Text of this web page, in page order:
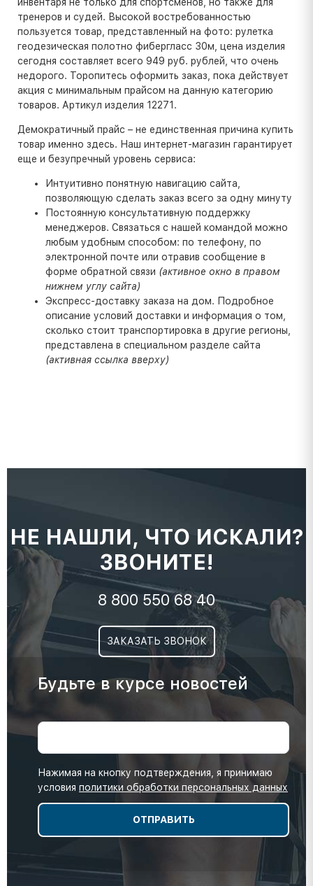
тренеров и судей. Высокой востребованностью
пользуется товар, представленный на фото: рулетка
геодезическая полотно фибергласс 30м, цена изделия
сегодня составляет всего 949 руб. рублей, что очень
недорого. Торопитесь оформить заказ, пока действует
акция с минимальным прайсом на данную категорию
товаров. Артикул изделия 12271.
Демократичный прайс – не единственная причина купить
товар именно здесь. Наш интернет-магазин гарантирует
еще и безупречный уровень сервиса:
Интуитивно понятную навигацию сайта,
позволяющую сделать заказ всего за одну минуту
Постоянную консультативную поддержку
менеджеров. Связаться с нашей командой можно
любым удобным способом: по телефону, по
электронной почте или отравив сообщение в
форме обратной связи (активное окно в правом
нижнем углу сайта)
Экспресс-доставку заказа на дом. Подробное
описание условий доставки и информация о том,
сколько стоит транспортировка в другие регионы,
представлена в специальном разделе сайта
(активная ссылка вверху)
НЕ НАШЛИ, ЧТО ИСКАЛИ?
ЗВОНИТЕ!
8 800 550 68 40
ЗАКАЗАТЬ ЗВОНОК
Будьте в курсе новостей
Нажимая на кнопку подтверждения, я принимаю
условия политики обработки персональных данных